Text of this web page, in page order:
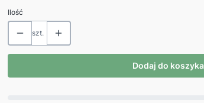
Ilość
szt.
Dodaj do koszyka